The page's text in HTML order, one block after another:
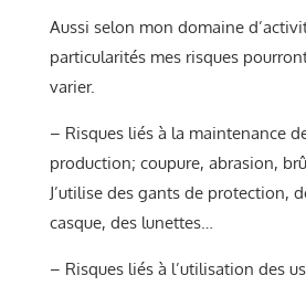
Aussi selon mon domaine
particularités mes risques
varier.
– Risques liés à la maintenance
production; coupure, abrasion,
J’utilise des gants de protection,
casque, des lunettes…
– Risques liés à l’utilisation des